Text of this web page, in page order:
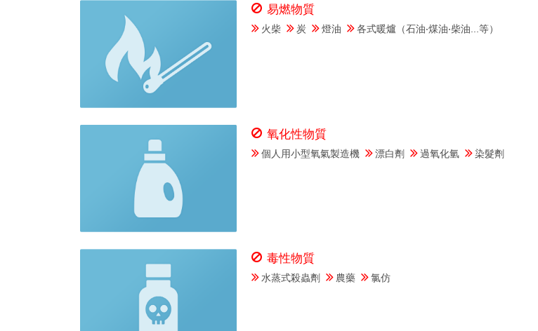
易燃物質
火柴 炭 燈油 各式暖爐（石油‧煤油‧柴油...等）
氧化性物質
個人用小型氧氣製造機 漂白劑 過氧化氫 染髮劑
毒性物質
水蒸式殺蟲劑 農藥 氯仿